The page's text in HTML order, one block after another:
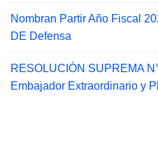
Nombran Partir Año Fiscal
DE Defensa
RESOLUCIÓN SUPREMA
Embajador Extraordinario y